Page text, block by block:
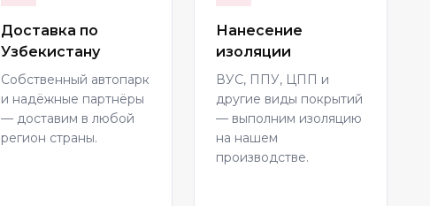
Доставка по
Узбекистану
Собственный автопарк
и надёжные партнёры
— доставим в любой
регион страны.
Нанесение
изоляции
ВУС, ППУ, ЦПП и
другие виды покрытий
— выполним изоляцию
на нашем
производстве.